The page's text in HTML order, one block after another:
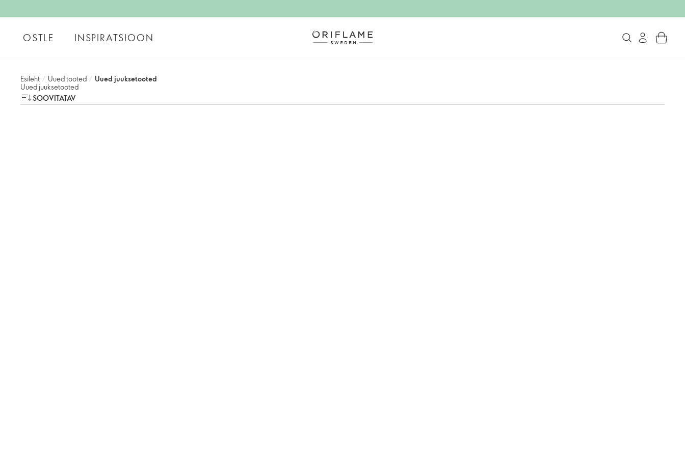
OSTLE INSPIRATSIOON
Esileht / Uued tooted / Uued juuksetooted
Uued juuksetooted
SOOVITATAV